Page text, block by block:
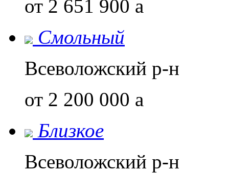
от 2 651 900 a
Смольный
Всеволожский р-н
от 2 200 000 a
Близкое
Всеволожский р-н